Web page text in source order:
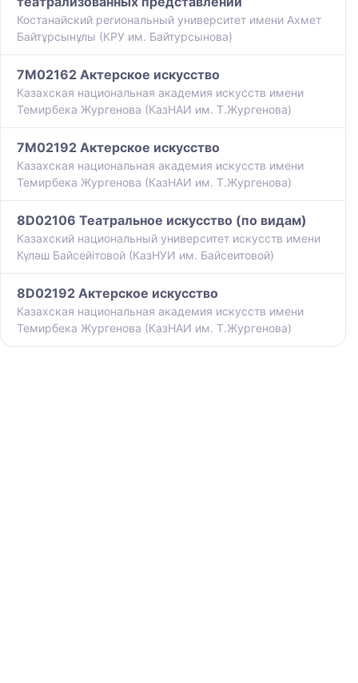
Костанайский региональный университет имени Ахмет
Байтұрсынұлы (КРУ им. Байтурсынова)
7M02162 Актерское искусство
Казахская национальная академия искусств имени
Темирбека Жургенова (КазНАИ им. Т.Жургенова)
7M02192 Актерское искусство
Казахская национальная академия искусств имени
Темирбека Жургенова (КазНАИ им. Т.Жургенова)
8D02106 Театральное искусство (по видам)
Казахский национальный университет искусств имени
Күләш Байсейітовой (КазНУИ им. Байсеитовой)
8D02192 Актерское искусство
Казахская национальная академия искусств имени
Темирбека Жургенова (КазНАИ им. Т.Жургенова)